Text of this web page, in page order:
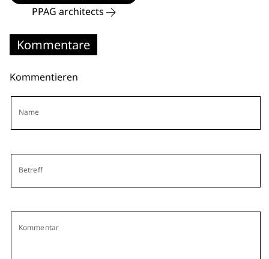
PPAG architects
Kommentare
Kommentieren
Name
Betreff
Kommentar